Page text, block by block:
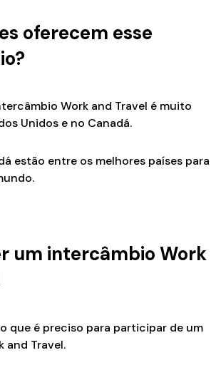
oferecem esse
Work and Travel é muito
Unidos e no Canadá.
estão entre os melhores países para
um intercâmbio Work
que é preciso para participar de um
and Travel.